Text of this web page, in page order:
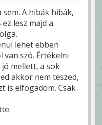
mentális
az ok-
a hibákat számolod.
A hibák hibák,
lesz majd a
lehet ebben
van szó. Értékelni
mellett, a sok
akkor nem teszed,
is elfogadom. Csak